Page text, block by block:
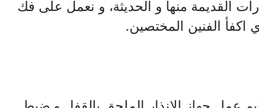
القديمة منها و الحديثة، و نعمل على فك
اكفأ الفنين المختصين.